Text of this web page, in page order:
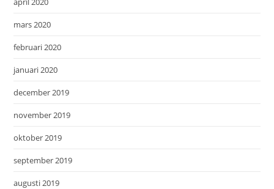
mars 2020
februari 2020
januari 2020
december 2019
november 2019
oktober 2019
september 2019
augusti 2019